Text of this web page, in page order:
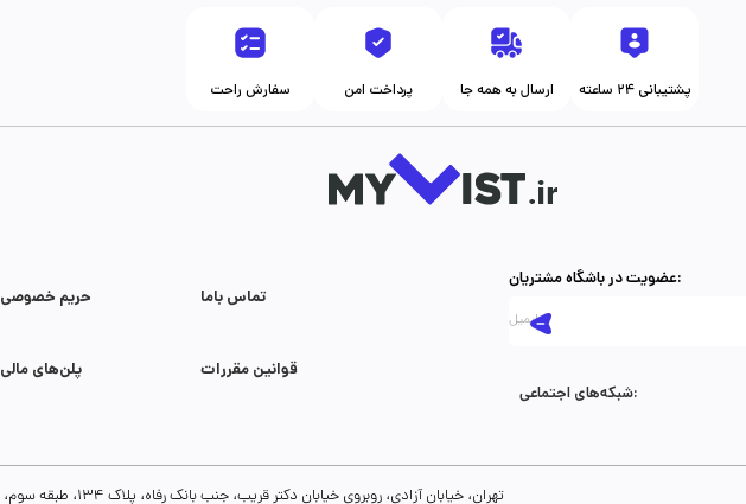
سفارش راحت پرداخت امن ارسال به همه جا پشتیبانی ۲۴ ساعته
حریم خصوصی تماس با‌ما
پلن‌های مالی قوانین مقررات
عضویت در باشگاه مشتریان:
شبکه‌های اجتماعی:
تهران، خیابان آزادی، روبروی خیابان دکتر قریب، جنب بانک رفاه، پلاک 134، طبقه سوم، واحد 18، پلت فرم مای لیست